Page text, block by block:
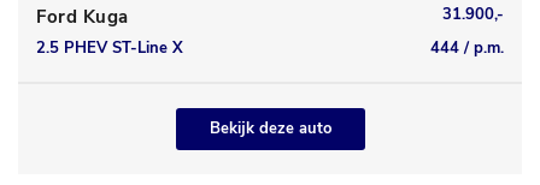
Ford Kuga
31.900,-
2.5 PHEV ST-Line X
444 / p.m.
Bekijk deze auto